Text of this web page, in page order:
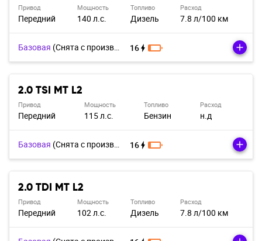
Привод
Передний
Мощность
140 л.с.
Топливо
Дизель
Расход
7.8 л/100 км
Базовая (Cнята с производства) 16
2.0 TSI MT L2
Привод
Передний
Мощность
115 л.с.
Топливо
Бензин
Расход
н.д
Базовая (Cнята с производства) 16
2.0 TDI MT L2
Привод
Передний
Мощность
102 л.с.
Топливо
Дизель
Расход
7.8 л/100 км